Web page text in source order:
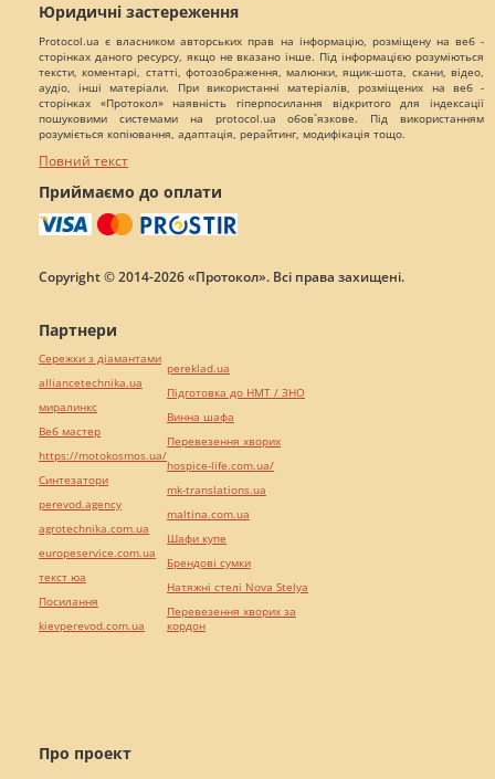
Юридичні застереження
Protocol.ua є власником авторських прав на інформацію, розміщену на веб -
сторінках даного ресурсу, якщо не вказано інше. Під інформацією розуміються
тексти, коментарі, статті, фотозображення, малюнки, ящик-шота, скани, відео,
аудіо, інші матеріали. При використанні матеріалів, розміщених на веб -
сторінках «Протокол» наявність гіперпосилання відкритого для індексації
пошуковими системами на protocol.ua обов`язкове. Під використанням
розуміється копіювання, адаптація, рерайтинг, модифікація тощо.
Повний текст
Приймаємо до оплати
Copyright © 2014-2026 «Протокол». Всі права захищені.
Про проект
Партнери
Сережки з діамантами
alliancetechnika.ua
миралинкс
Веб мастер
https://motokosmos.ua/
Синтезатори
perevod.agency
agrotechnika.com.ua
europeservice.com.ua
текст юа
Посилання
kievperevod.com.ua
pereklad.ua
Підготовка до НМТ / ЗНО
Винна шафа
Перевезення хворих
hospice-life.com.ua/
mk-translations.ua
maltina.com.ua
Шафи купе
Брендові сумки
Натяжні стелі Nova Stelya
Перевезення хворих за
кордон